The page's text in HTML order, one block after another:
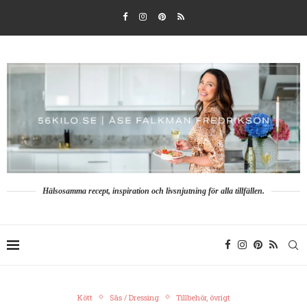
Hälsosamma recept, inspiration och livsnjutning för alla tillfällen.
Kött Sås / Dressing Tillbehör, övrigt